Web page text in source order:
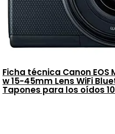
Ficha técnica Canon EOS
w 15-45mm Lens WiFi
Tapones para los oídos